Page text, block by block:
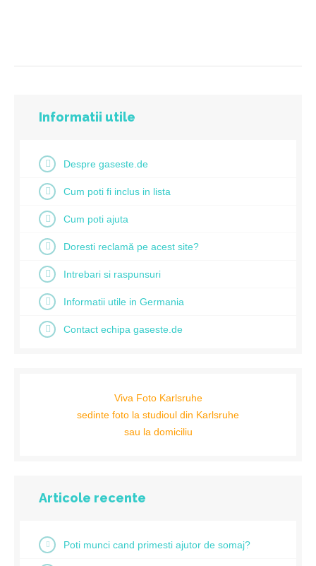
Informatii utile
Despre gaseste.de
Cum poti fi inclus in lista
Cum poti ajuta
Doresti reclamă pe acest site?
Intrebari si raspunsuri
Informatii utile in Germania
Contact echipa gaseste.de
Viva Foto Karlsruhe
sedinte foto la studioul din Karlsruhe
sau la domiciliu
Articole recente
Poti munci cand primesti ajutor de somaj?